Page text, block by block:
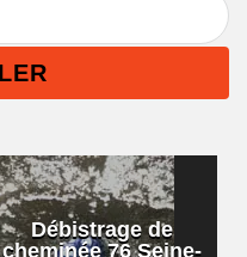
Débistrage de
cheminée 76 Seine-